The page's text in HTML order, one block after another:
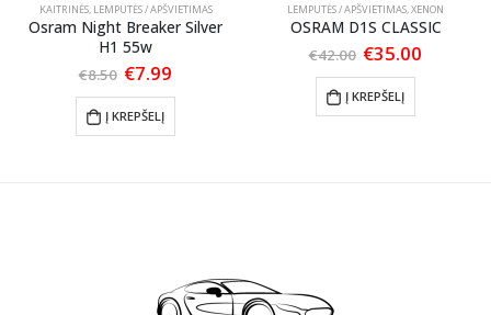
KAITRINĖS, LEMPUTĖS / APŠVIETIMAS
Osram Night Breaker Silver
H1 55w
€8.50 Original
was:
€8.50.
€7.99
Į KREPŠELĮ
LEMPUTĖS / APŠVIETIMAS,XENON
OSRAM D1S CLASSIC
€42.00 Original
was:
€42.00.
€35.00
Į KREPŠELĮ